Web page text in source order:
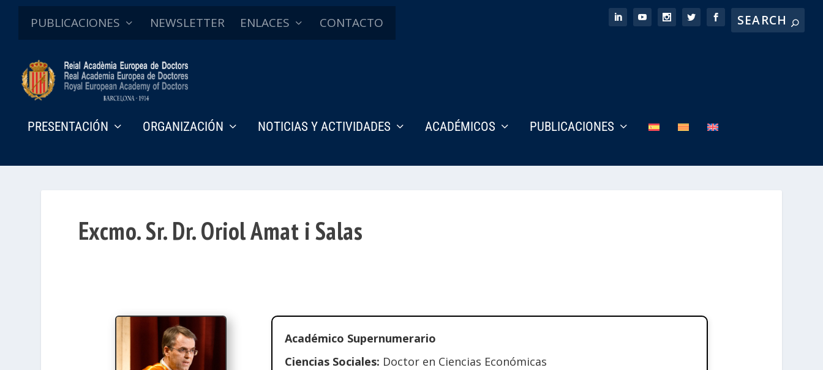
PUBLICACIONES NEWSLETTER ENLACES CONTACTO
PRESENTACIÓN ORGANIZACIÓN NOTICIAS Y ACTIVIDADES ACADÉMICOS PUBLICACIONES
Excmo. Sr. Dr. Oriol Amat i Salas
Académico Supernumerario
Ciencias Sociales: Doctor en Ciencias Económicas